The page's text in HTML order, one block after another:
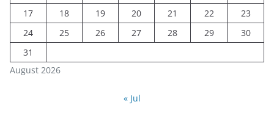
August 2026
17
18 19 20 21 22
23
24
25 26 27 28 29
30
31
« Jul